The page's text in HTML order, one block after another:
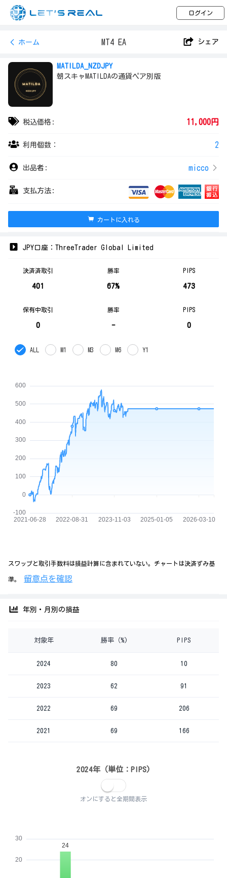
ログイン
ホーム MT4 EA シェア
MATILDA_NZDJPY
朝スキャMATILDAの通貨ペア別版
税込価格: 11,000円
利用個数： 2
出品者: micco
支払方法:
カートに入れる
JPY口座：ThreeTrader Global Limited
決済済取引
401
勝率
67%
PIPS
473
保有中取引
0
勝率
-
PIPS
0
ALL M1 M3 M6 Y1
スワップと取引手数料は損益計算に含まれていない。チャートは決済ずみ基
準。 留意点を確認
年別・月別の損益
対象年 勝率（%) PIPS
2024 80 10
2023 62 91
2022 69 206
2021 69 166
2024年（単位：PIPS)
オンにすると全期間表示